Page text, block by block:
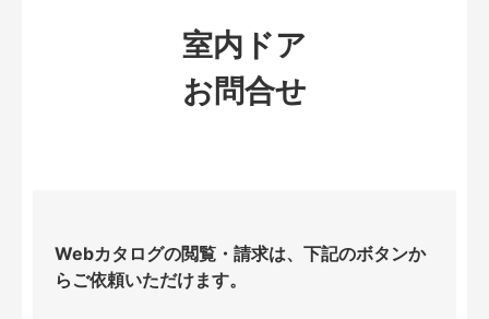
室内ドア
お問合せ
Webカタログの閲覧・請求は、下記のボタンか
らご依頼いただけます。